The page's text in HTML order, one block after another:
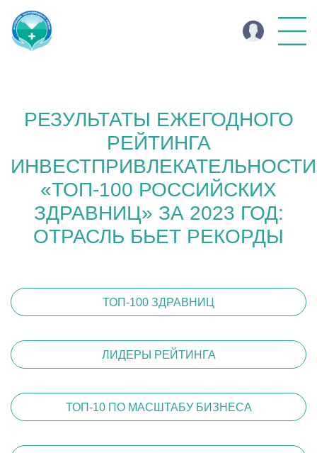
РЕЗУЛЬТАТЫ ЕЖЕГОДНОГО
РЕЙТИНГА
ИНВЕСТПРИВЛЕКАТЕЛЬНОСТИ
«ТОП-100 РОССИЙСКИХ
ЗДРАВНИЦ» ЗА 2023 ГОД:
ОТРАСЛЬ БЬЕТ РЕКОРДЫ
ТОП-100 ЗДРАВНИЦ
ЛИДЕРЫ РЕЙТИНГА
ТОП-10 ПО МАСШТАБУ БИЗНЕСА